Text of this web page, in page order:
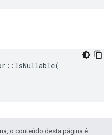
:: IsNullable(
o conteúdo desta página é